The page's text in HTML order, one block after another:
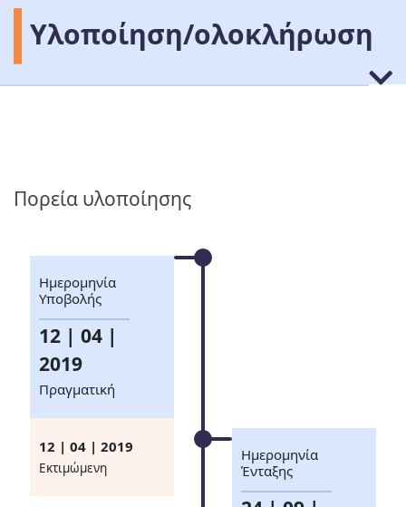
Υλοποίηση/ολοκλήρωση
Πορεία υλοποίησης
Ημερομηνία
Υποβολής
12 | 04 |
2019
Πραγματική
12 | 04 | 2019
Eκτιμώμενη
Ημερομηνία
Ένταξης